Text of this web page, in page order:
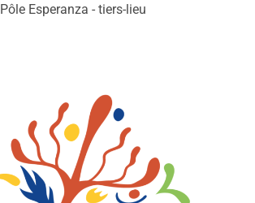
Pôle Esperanza - tiers-lieu